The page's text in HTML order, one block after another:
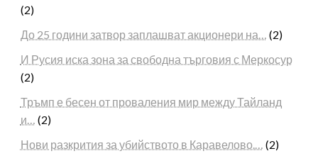
(2)
До 25 години затвор заплашват акционери на… (2)
И Русия иска зона за свободна търговия с Меркосур
(2)
Тръмп е бесен от проваления мир между Тайланд
и… (2)
Нови разкрития за убийството в Каравелово.… (2)